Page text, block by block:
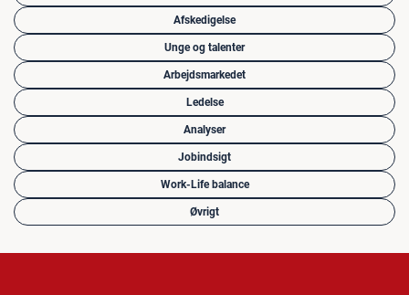
Afskedigelse
Unge og talenter
Arbejdsmarkedet
Ledelse
Analyser
Jobindsigt
Work-Life balance
Øvrigt